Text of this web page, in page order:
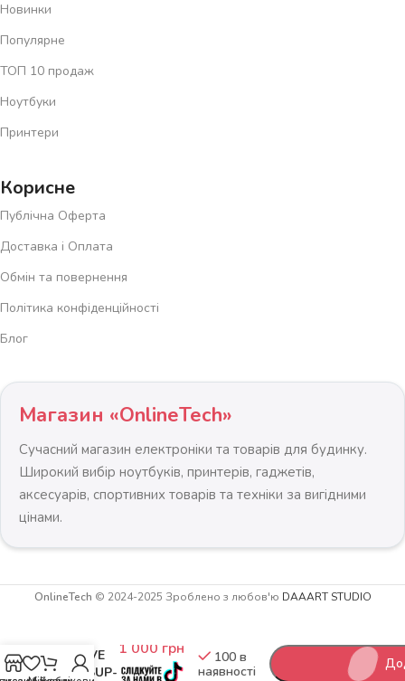
Новинки
Популярне
ТОП 10 продаж
Ноутбуки
Принтери
Корисне
Публічна Оферта
Доставка і Оплата
Обмін та повернення
Політика конфіденційності
Блог
Магазин «OnlineTech»
Сучасний магазин електроніки та товарів для будинку.
Широкий вибір ноутбуків, принтерів, гаджетів,
аксесуарів, спортивних товарів та техніки за вигідними
цінами.
OnlineTech © 2024-2025 Зроблено з любов'ю DAAART STUDIO
ACTIVE
для SUP-
1 000 грн
100 в
наявності